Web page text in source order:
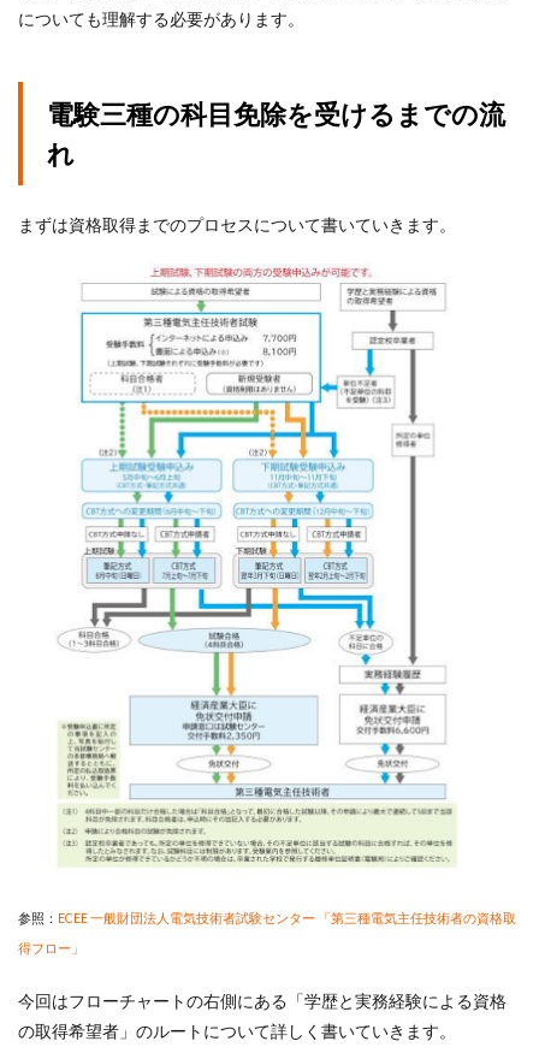
についても理解する必要があります。
電験三種の科目免除を受けるまでの流
れ
まずは資格取得までのプロセスについて書いていきます。
参照： ECEE 一般財団法人電気技術者試験センター 「第三種電気主任技術者の資格取
得フロー」
今回はフローチャートの右側にある「学歴と実務経験による資格
の取得希望者」のルートについて詳しく書いていきます。